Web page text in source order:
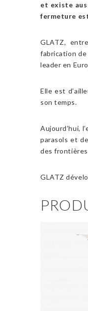
et existe
fermeture
GLATZ,
fabrication de
leader en
Elle est
son temps.
Aujourd’hui,
parasols et
des frontières
GLATZ